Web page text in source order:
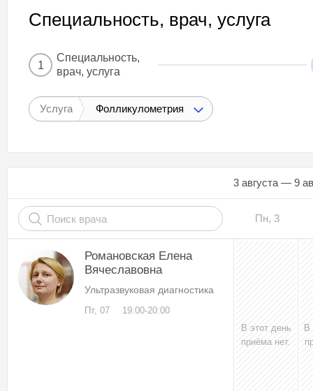
Специальность, врач, услуга
1
Специальность,
врач, услуга
Услуга Фолликулометрия
3 августа — 9
Пн, 3
Романовская Елена
Вячеславовна
Ультразвуковая диагностика
Пт, 07
19:00-20:00
В этот день
приёма нет.
В